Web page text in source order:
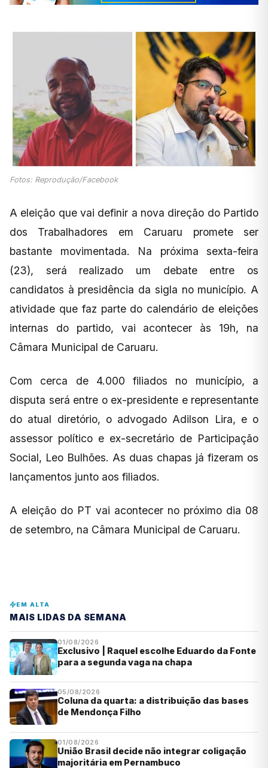
Fotos: Reprodução/Facebook
A eleição que vai definir a nova direção do Partido
dos Trabalhadores em Caruaru promete ser
bastante movimentada. Na próxima sexta-feira
(23), será realizado um debate entre os
candidatos à presidência da sigla no município. A
atividade que faz parte do calendário de eleições
internas do partido, vai acontecer às 19h, na
Câmara Municipal de Caruaru.
Com cerca de 4.000 filiados no município, a
disputa será entre o ex-presidente e representante
do atual diretório, o advogado Adilson Lira, e o
assessor político e ex-secretário de Participação
Social, Leo Bulhões. As duas chapas já fizeram os
lançamentos junto aos filiados.
A eleição do PT vai acontecer no próximo dia 08
de setembro, na Câmara Municipal de Caruaru.
EM ALTA
MAIS LIDAS DA SEMANA
01/08/2026
Exclusivo | Raquel escolhe Eduardo da Fonte
para a segunda vaga na chapa
05/08/2026
Coluna da quarta: a distribuição das bases
de Mendonça Filho
01/08/2026
União Brasil decide não integrar coligação
majoritária em Pernambuco